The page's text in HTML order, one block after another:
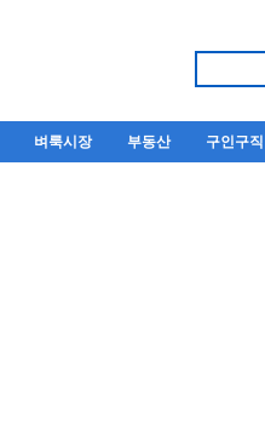
벼룩시장 부동산 구인구직